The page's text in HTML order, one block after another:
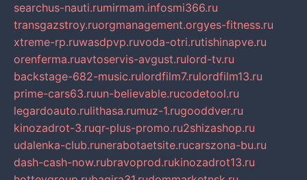
searchus-nauti.rumirmam.infosmi366.ru
transgazstroy.ruorgmanagement.orgyes-fitness.ru
xtreme-rp.ruwasdpvp.ruvoda-otri.rutishinapve.ru
orenferma.ruavtoservis-avgust.rulord-tv.ru
backstage-682-music.rulordfilm7.rulordfilm13.ru
prime-cars63.ruun-believable.rucodetool.ru
legardoauto.rulithasa.rumuz-1.rugooddver.ru
kinozadrot-3.ruqr-plus-promo.ru2shizashop.ru
udalenka-club.runerabotaetsite.rucarszona-bu.ru
dash-cash-now.rubravoprod.rukinozadrot13.ru